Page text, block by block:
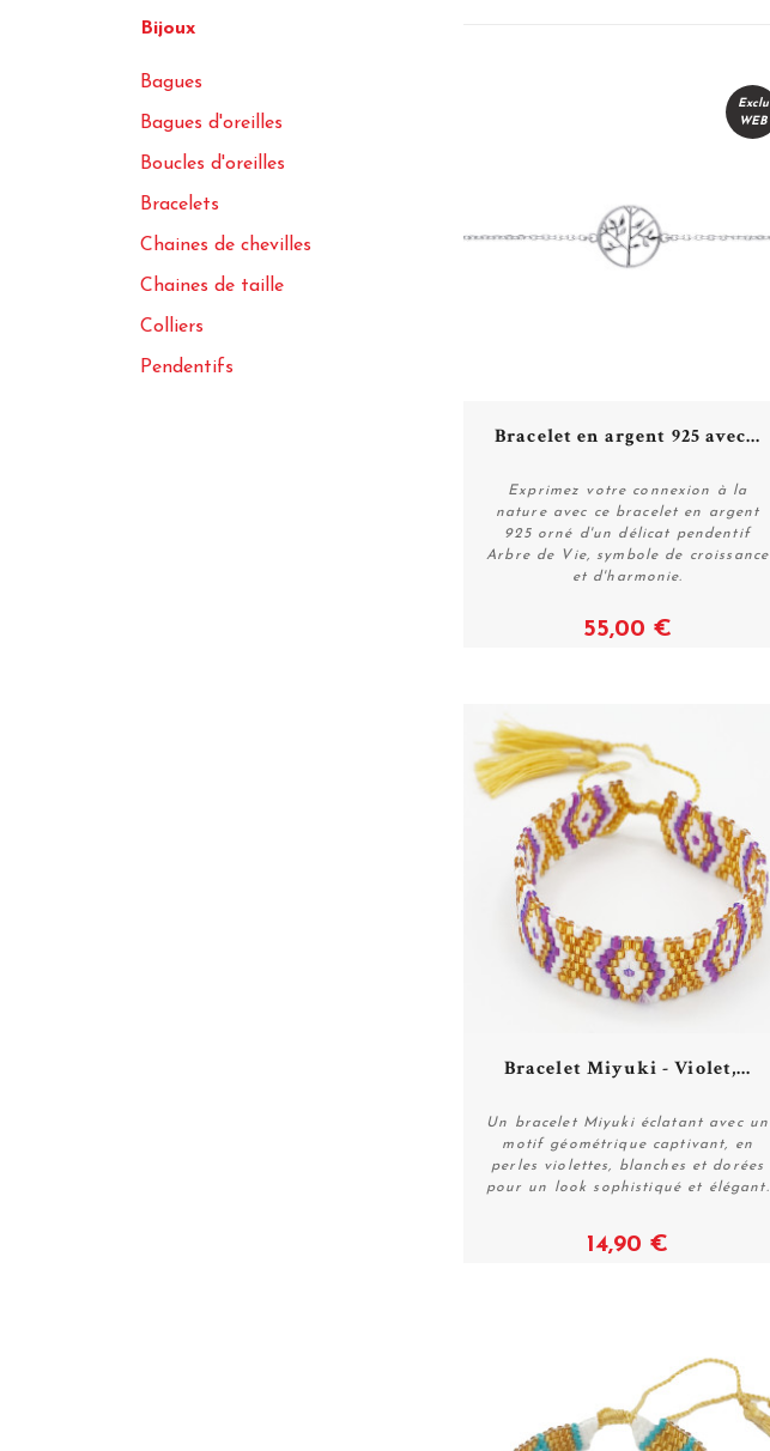
Bijoux
Bagues
Bagues d'oreilles
Boucles d'oreilles
Bracelets
Chaines de chevilles
Chaines de taille
Colliers
Pendentifs
Acheter
Exclu
WEB
Bracelet en argent 925 avec...
Exprimez votre connexion à la
nature avec ce bracelet en argent
925 orné d'un délicat pendentif
Arbre de Vie, symbole de croissance
et d'harmonie.
55,00 €
Acheter
Bracelet Miyuki - Violet,...
Un bracelet Miyuki éclatant avec un
motif géométrique captivant, en
perles violettes, blanches et dorées
pour un look sophistiqué et élégant.
14,90 €